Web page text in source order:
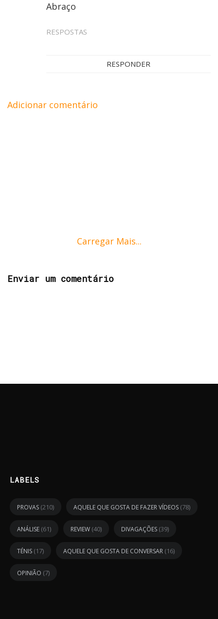
Abraço
RESPOSTAS
RESPONDER
Adicionar comentário
Carregar Mais...
Enviar um comentário
LABELS
PROVAS (210) AQUELE QUE GOSTA DE FAZER VÍDEOS (78)
ANÁLISE (61) REVIEW (40) DIVAGAÇÕES (39)
TÉNIS (17) AQUELE QUE GOSTA DE CONVERSAR (16)
OPINIÃO (7)